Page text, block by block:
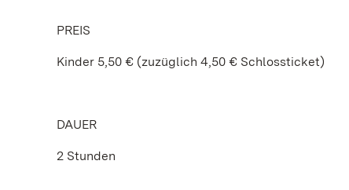
PREIS
Kinder 5,50 € (zuzüglich 4,50 € Schlossticket)
DAUER
2 Stunden